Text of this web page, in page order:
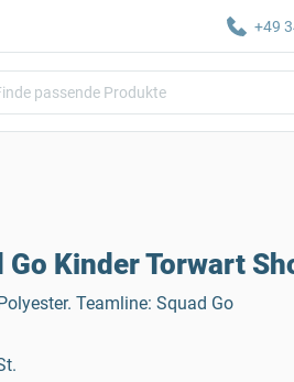
+49
Go Kinder Torwart
Teamline: Squad Go